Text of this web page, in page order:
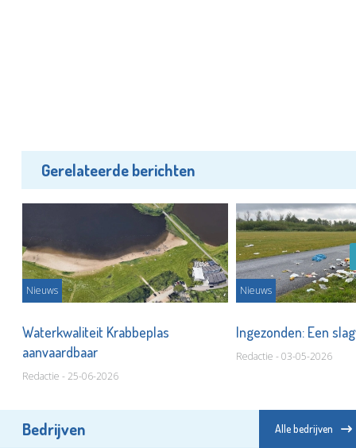
Gerelateerde berichten
Nieuws
Waterkwaliteit Krabbeplas
aanvaardbaar
Redactie - 25-06-2026
Nieuws
Ingezonden: Een
Redactie - 03-05-2026
Bedrijven Alle bedrijven